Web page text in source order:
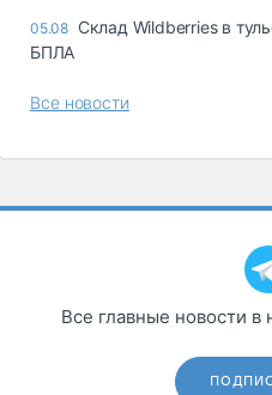
05.08 Склад Wildberries в
БПЛА
Все новости
Все главные новости в